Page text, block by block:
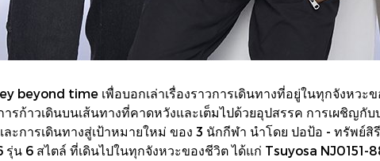
beyond time เพื่อบอกเล่าเรื่องราวการเดินทางที่อยู่ในทุกจังหว
รก้าวเดินบนเส้นทางที่คาดหวังและเต็มไปด้วยอุปสรรค การเผชิญ
ะการเดินทางสู่เป้าหมายใหม่ ของ 3 นักกีฬา นำโดย ปอป้อ - ทรัพย์
รุ่น 6 สไตล์ ที่เดินไปในทุกจังหวะของชีวิต ได้แก่ Tsuyosa